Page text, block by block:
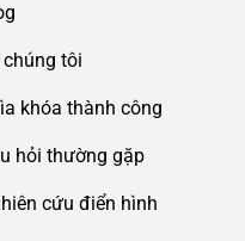
chúng tôi
khóa thành công
hỏi thường gặp
cứu điển hình